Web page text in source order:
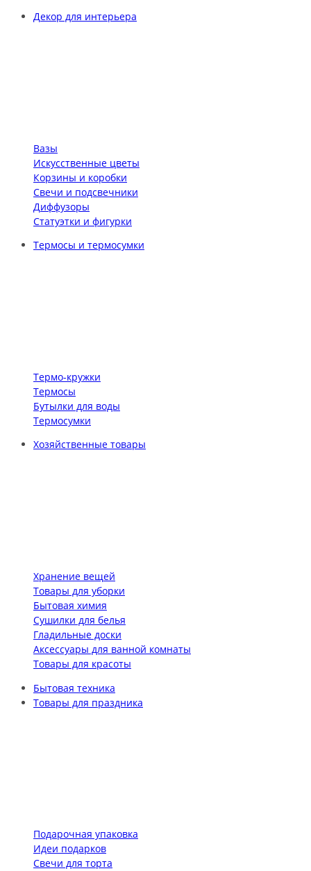
Декор для интерьера
Вазы
Искусственные цветы
Корзины и коробки
Свечи и подсвечники
Диффузоры
Статуэтки и фигурки
Термосы и термосумки
Термо-кружки
Термосы
Бутылки для воды
Термосумки
Хозяйственные товары
Хранение вещей
Товары для уборки
Бытовая химия
Сушилки для белья
Гладильные доски
Аксессуары для ванной комнаты
Товары для красоты
Бытовая техника
Товары для праздника
Подарочная упаковка
Идеи подарков
Свечи для торта